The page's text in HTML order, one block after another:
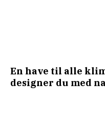
En have til alle
designer du med